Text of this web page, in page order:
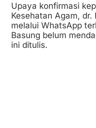
Upaya konfirmasi
Kesehatan Agam, dr.
melalui WhatsApp
Basung belum
ini ditulis.